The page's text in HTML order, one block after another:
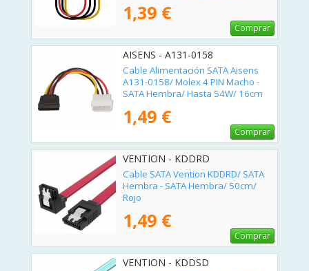
1,39 €
Comprar
AISENS - A131-0158
Cable Alimentación SATA Aisens
A131-0158/ Molex 4 PIN Macho -
SATA Hembra/ Hasta 54W/ 16cm
1,49 €
Comprar
VENTION - KDDRD
Cable SATA Vention KDDRD/ SATA
Hembra - SATA Hembra/ 50cm/
Rojo
1,49 €
Comprar
VENTION - KDDSD